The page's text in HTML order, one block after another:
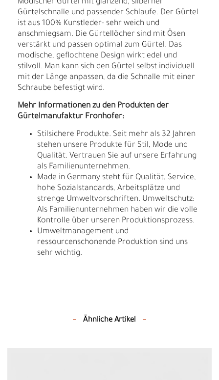
Modischer Gürtel mit glänzend, silberner
Gürtelschnalle und passender Schlaufe. Der Gürtel
ist aus 100% Kunstleder- sehr weich und
anschmiegsam. Die Gürtellöcher sind mit Ösen
verstärkt und passen optimal zum Gürtel. Das
modische, geflochtene Design wirkt edel und
stilvoll. Man kann sich den Gürtel selbst individuell
mit der Länge anpassen, da die Schnalle mit einer
Schraube befestigt wird.
Mehr Informationen zu den Produkten der
Gürtelmanufaktur Fronhofer:
Stilsichere Produkte. Seit mehr als 32 Jahren
stehen unsere Produkte für Stil, Mode und
Qualität. Vertrauen Sie auf unsere Erfahrung
als Familienunternehmen.
Made in Germany steht für Qualität, Service,
hohe Sozialstandards, Arbeitsplätze und
strenge Umweltvorschriften. Umweltschutz:
Als Familienunternehmen haben wir die volle
Kontrolle über unseren Produktionsprozess.
Umweltmanagement und
ressourcenschonende Produktion sind uns
sehr wichtig.
Ähnliche Artikel